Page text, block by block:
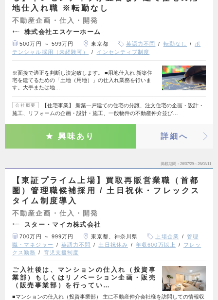
地仕入れ職 ※転勤なし
不動産企画・仕入・開発
株式会社エスケーホーム
500万円 ～ 599万円 東京都 英語力不問 転勤なし
ポ
テンシャル採用（未経験可）
インセンティブ制度
※面接で適正を判断し決定致します。 ■用地仕入れ 新築住
宅を建てるための「土地（用地）」の仕入れ業務を行いま
す。大手または地…
会社概要
【住宅事業】 新築一戸建ての住宅の分譲、注文住宅の企画・設計・
施工、リフォームの企画・設計・施工、一般物件の不動産仲介並び…
興味あり 詳細へ
掲載期間 26/07/29～26/08/11
【東証プライム上場】買取再販営業職（首都
圏）管理職候補採用 / 土日祝休・フレックス
タイム制度導入
不動産企画・仕入・開発
スター・マイカ株式会社
700万円 ～ 999万円 東京都、神奈川県 上場企業
管理
職・マネジャー
英語力不問 土日祝休み 年収600万以上
フレッ
クス勤務
育児支援制度
ご入社後は、マンションの仕入れ（投資事
業部）もしくはリノベーション企画・販売
（販売事業部）を行ってい…
■マンションの仕入れ（投資事業部） 主に不動産仲介会社様を訪問しての情報収